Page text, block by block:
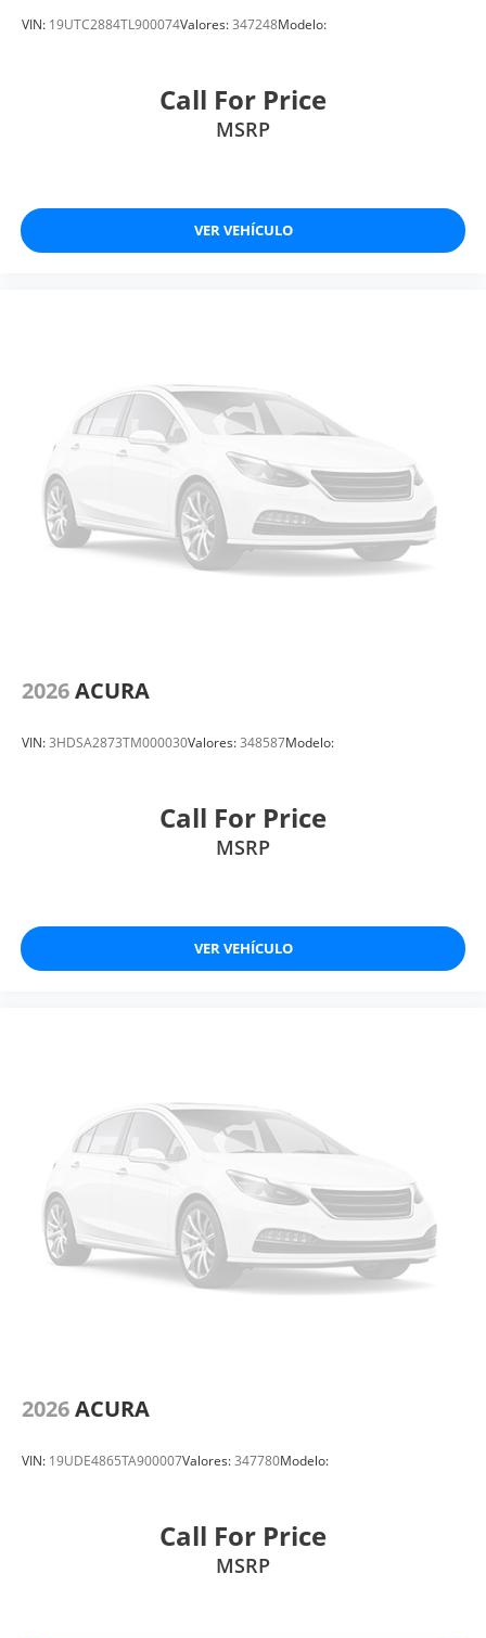
VIN: 19UTC2884TL900074Valores:347248Modelo:
Call For Price
MSRP
VER VEHÍCULO
2026ACURA
VIN:3HDSA2873TM000030Valores:348587Modelo:
Call For Price
MSRP
VER VEHÍCULO
2026ACURA
VIN: 19UDE4865TA900007Valores:347780Modelo:
Call For Price
MSRP